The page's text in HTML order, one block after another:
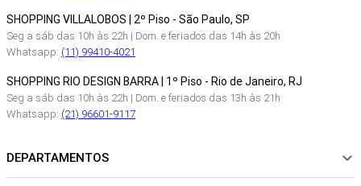
SHOPPING VILLALOBOS | 2º Piso - São Paulo, SP
Seg a sáb das 10h às 22h | Dom. e feriados das 14h às 20h
Whatsapp: (11) 99410-4021
SHOPPING RIO DESIGN BARRA | 1º Piso - Rio de Janeiro, RJ
Seg a sáb das 10h às 22h | Dom. e feriados das 13h às 21h
Whatsapp: (21) 96601-9117
DEPARTAMENTOS